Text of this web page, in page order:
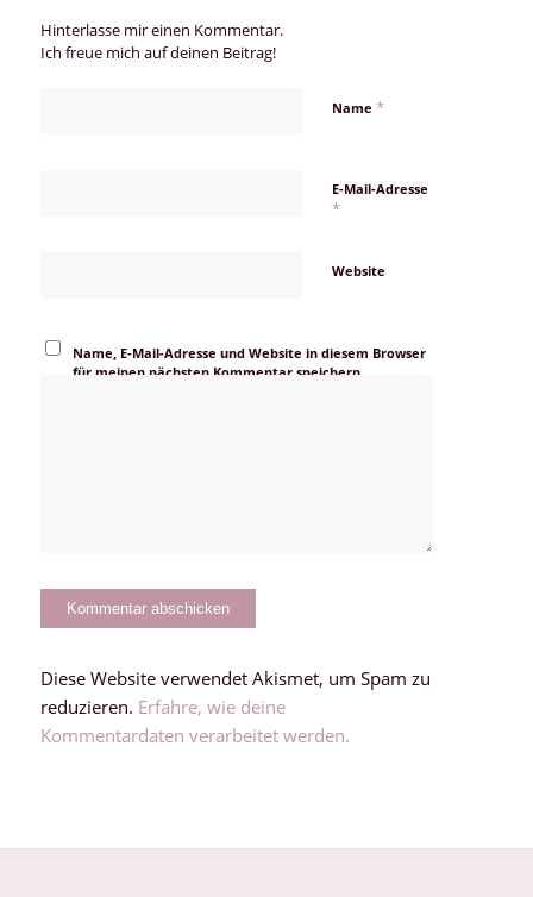
Hinterlasse mir einen Kommentar.
Ich freue mich auf deinen Beitrag!
Name *
E-Mail-Adresse
*
Website
Name, E-Mail-Adresse und Website in diesem Browser
für meinen nächsten Kommentar speichern.
Diese Website verwendet Akismet, um Spam zu
reduzieren. Erfahre, wie deine
Kommentardaten verarbeitet werden.